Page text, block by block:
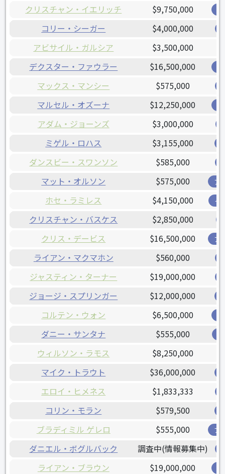
クリスチャン・イエリッチ $9,750,000
コリー・シーガー $4,000,000
アビサイル・ガルシア
$3,500,000
デクスター・ファウラー
$16,500,000
マックス・マンシー $575,000
マルセル・オズーナ $12,250,000
アダム・ジョーンズ $3,000,000
ミゲル・ロハス $3,155,000
ダンスビー・スワンソン $585,000
マット・オルソン $575,000 ア
ホセ・ラミレス $4,150,000 イ
クリスチャン・バスケス $2,850,000
クリス・デービス $16,500,000 ア
ライアン・マクマホン $560,000
ジャスティン・ターナー $19,000,000
ジョージ・スプリンガー $12,000,000
コルテン・ウォン $6,500,000
ダニー・サンタナ $555,000
ウィルソン・ラモス
$8,250,000
マイク・トラウト
$36,000,000
エロイ・ヒメネス $1,833,333
コリン・モラン $579,500
ブラディミル ゲレロ $555,000 ブ
ダニエル・ボグルバック 調査中(情報募集中)
ライアン・ブラウン $19,000,000